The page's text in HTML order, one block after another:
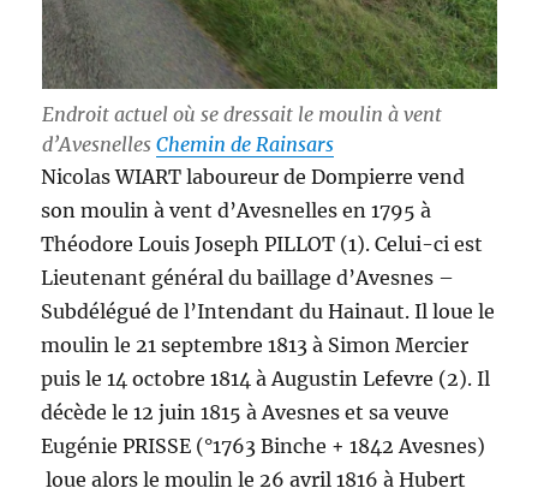
Endroit actuel où se dressait le moulin à vent
d’Avesnelles Chemin de Rainsars
Nicolas WIART laboureur de Dompierre vend
son moulin à vent d’Avesnelles en 1795 à
Théodore Louis Joseph PILLOT (1). Celui-ci est
Lieutenant général du baillage d’Avesnes –
Subdélégué de l’Intendant du Hainaut. Il loue le
moulin le 21 septembre 1813 à Simon Mercier
puis le 14 octobre 1814 à Augustin Lefevre (2). Il
décède le 12 juin 1815 à Avesnes et sa veuve
Eugénie PRISSE (°1763 Binche + 1842 Avesnes)
loue alors le moulin le 26 avril 1816 à Hubert